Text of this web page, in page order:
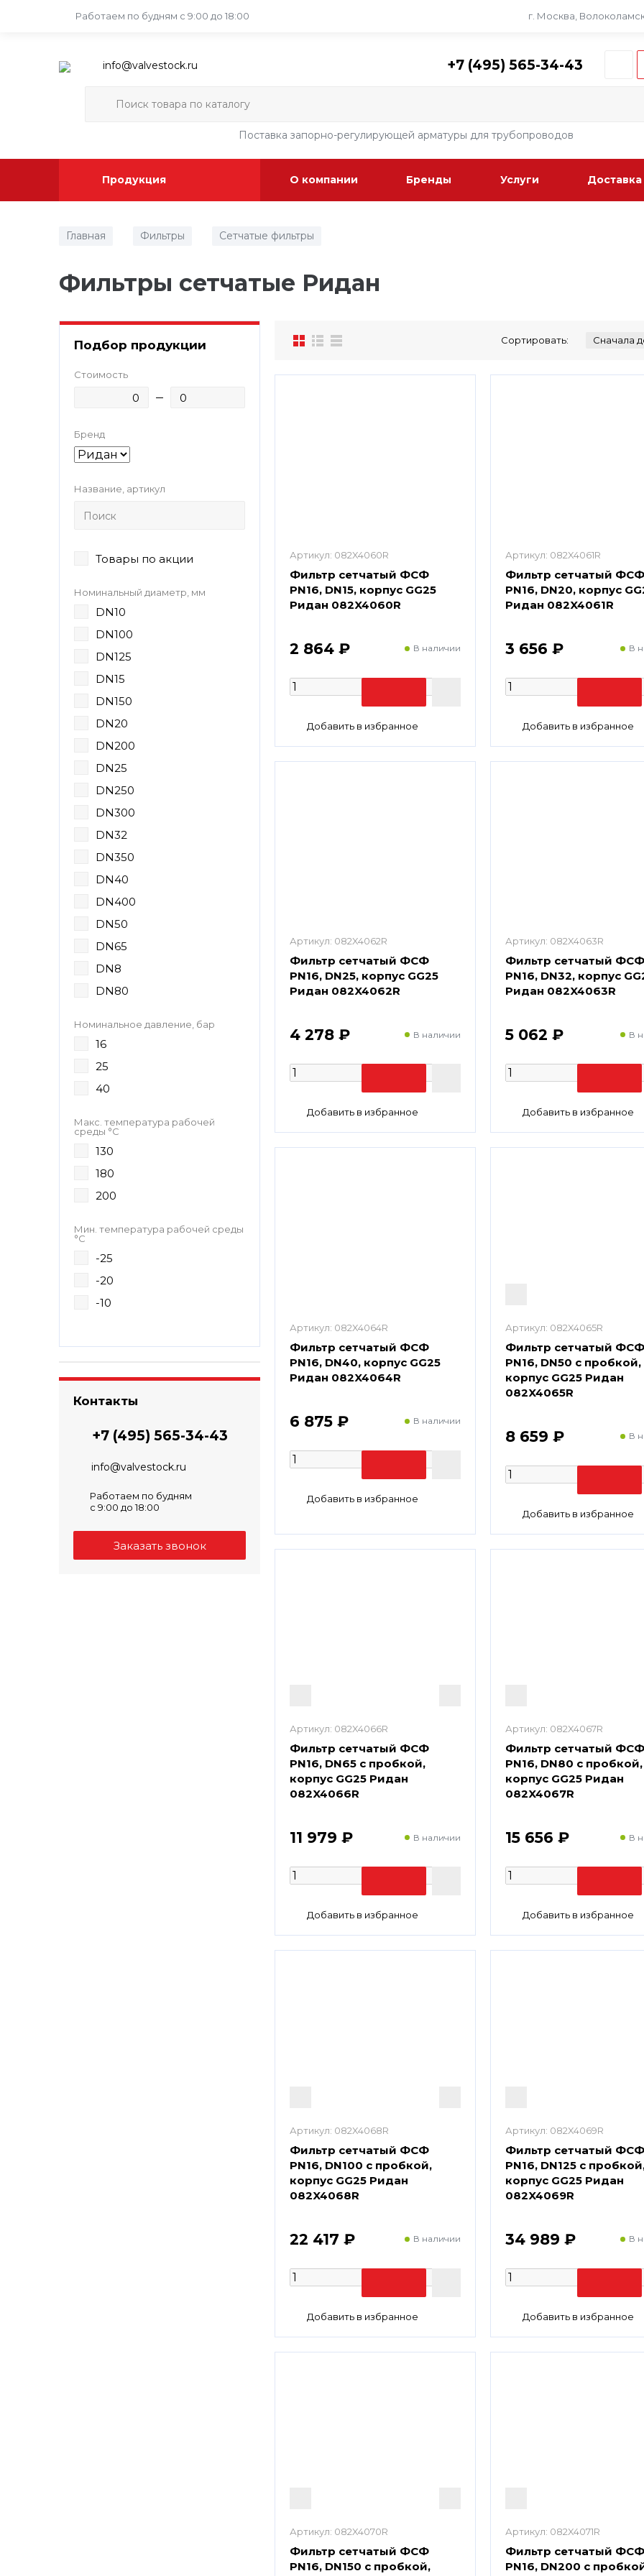
Работаем по будням с 9:00 до 18:00 г. Москва,
info@valvestock.ru +7 (495) 565-34-43
Поставка запорно-регулирующей арматуры для трубопроводов
Продукция О компании Бренды Услуги Доставка
Главная Фильтры Сетчатые фильтры
Фильтры сетчатые Ридан
Подбор продукции
Стоимость
Бренд
Название, артикул
Товары по акции
Номинальный диаметр, мм
DN10
DN100
DN125
DN15
DN150
DN20
DN200
DN25
DN250
DN300
DN32
DN350
DN40
DN400
DN50
DN65
DN8
DN80
Номинальное давление, бар
16
25
40
Макс. температура рабочей
среды °С
130
180
200
Мин. температура рабочей среды
°С
-25
-20
-10
Контакты
+7 (495) 565-34-43
info@valvestock.ru
Работаем по будням
с 9:00 до 18:00
Сортировать:
Артикул: 082X4060R
Фильтр сетчатый ФСФ
PN16, DN15, корпус GG25
Ридан 082X4060R
2 864 ₽ В наличии
Артикул: 082X4061R
Фильтр сетчатый ФСФ
PN16, DN20, корпус
Ридан 082X4061R
3 656 ₽ В
Артикул: 082X4062R
Фильтр сетчатый ФСФ
PN16, DN25, корпус GG25
Ридан 082X4062R
4 278 ₽ В наличии
Артикул: 082X4063R
Фильтр сетчатый ФСФ
PN16, DN32, корпус
Ридан 082X4063R
5 062 ₽ В
Артикул: 082X4064R
Фильтр сетчатый ФСФ
PN16, DN40, корпус GG25
Ридан 082X4064R
6 875 ₽ В наличии
Артикул: 082X4065R
Фильтр сетчатый ФСФ
PN16, DN50 с пробкой,
корпус GG25 Ридан
082X4065R
8 659 ₽ В
Артикул: 082X4066R
Фильтр сетчатый ФСФ
PN16, DN65 с пробкой,
корпус GG25 Ридан
082X4066R
11 979 ₽ В наличии
Артикул: 082X4067R
Фильтр сетчатый ФСФ
PN16, DN80 с пробкой,
корпус GG25 Ридан
082X4067R
15 656 ₽ В
Артикул: 082X4068R
Фильтр сетчатый ФСФ
PN16, DN100 с пробкой,
корпус GG25 Ридан
082X4068R
22 417 ₽ В наличии
Артикул: 082X4069R
Фильтр сетчатый ФСФ
PN16, DN125 с
корпус GG25 Ридан
082X4069R
34 989 ₽ В
Артикул: 082X4070R
Фильтр сетчатый ФСФ
PN16, DN150 с пробкой,
Артикул: 082X4071R
Фильтр сетчатый ФСФ
PN16, DN200 с